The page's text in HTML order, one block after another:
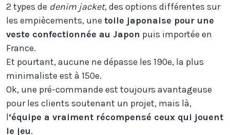
2 types de denim jacket, des options différentes sur
les empiècements, une toile japonaise pour une
veste confectionnée au Japon puis importée en
France.
Et pourtant, aucune ne dépasse les 190e, la plus
minimaliste est à 150e.
Ok, une pré-commande est toujours avantageuse
pour les clients soutenant un projet, mais là,
l‘équipe a vraiment récompensé ceux qui jouent
le jeu.